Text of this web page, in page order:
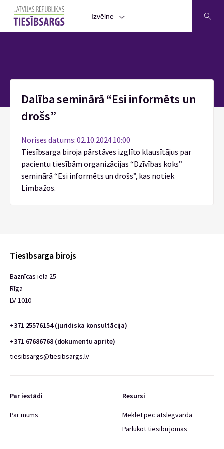
Izvēlne
Dalība seminārā “Esi informēts un
drošs”
Norises datums: 02.10.2024 10:00
Tiesībsarga biroja pārstāves izglīto klausītājus par
pacientu tiesībām organizācijas “Dzīvības koks”
seminārā “Esi informēts un drošs”, kas notiek
Limbažos.
Tiesībsarga birojs
Baznīcas iela 25
Rīga
LV-1010
+371 25576154 (juridiska konsultācija)
+371 67686768 (dokumentu aprite)
tiesibsargs@tiesibsargs.lv
Par iestādi
Par mums
Resursi
Meklēt pēc atslēgvārda
Pārlūkot tiesību jomas